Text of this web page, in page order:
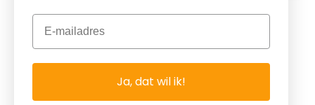
© Copyright 2026 - Theme ByDMWS
Email
Ja, dat wil ik!